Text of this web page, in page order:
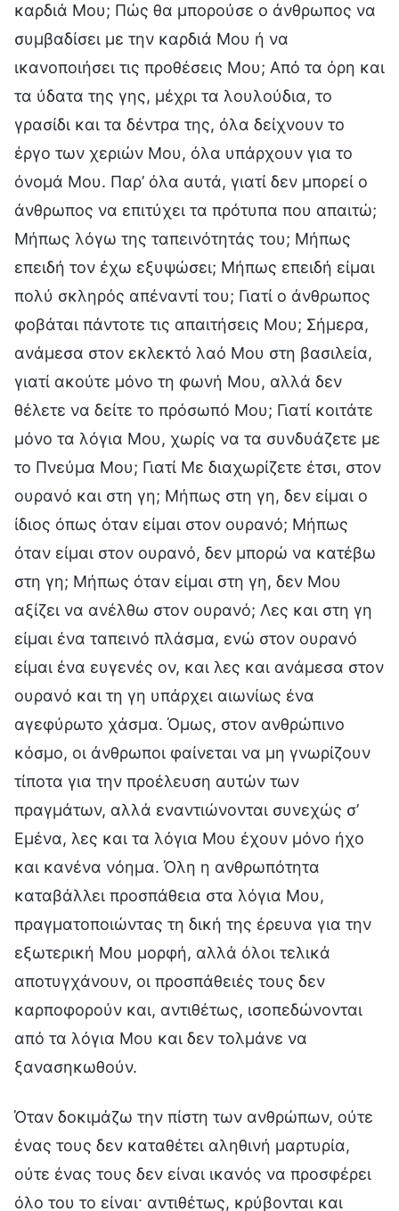
καρδιά Μου; Πώς θα μπορούσε ο άνθρωπος να
συμβαδίσει με την καρδιά Μου ή να
ικανοποιήσει τις προθέσεις Μου; Από τα όρη και
τα ύδατα της γης, μέχρι τα λουλούδια, το
γρασίδι και τα δέντρα της, όλα δείχνουν το
έργο των χεριών Μου, όλα υπάρχουν για το
όνομά Μου. Παρ’ όλα αυτά, γιατί δεν μπορεί ο
άνθρωπος να επιτύχει τα πρότυπα που απαιτώ;
Μήπως λόγω της ταπεινότητάς του; Μήπως
επειδή τον έχω εξυψώσει; Μήπως επειδή είμαι
πολύ σκληρός απέναντί του; Γιατί ο άνθρωπος
φοβάται πάντοτε τις απαιτήσεις Μου; Σήμερα,
ανάμεσα στον εκλεκτό λαό Μου στη βασιλεία,
γιατί ακούτε μόνο τη φωνή Μου, αλλά δεν
θέλετε να δείτε το πρόσωπό Μου; Γιατί κοιτάτε
μόνο τα λόγια Μου, χωρίς να τα συνδυάζετε με
το Πνεύμα Μου; Γιατί Με διαχωρίζετε έτσι, στον
ουρανό και στη γη; Μήπως στη γη, δεν είμαι ο
ίδιος όπως όταν είμαι στον ουρανό; Μήπως
όταν είμαι στον ουρανό, δεν μπορώ να κατέβω
στη γη; Μήπως όταν είμαι στη γη, δεν Μου
αξίζει να ανέλθω στον ουρανό; Λες και στη γη
είμαι ένα ταπεινό πλάσμα, ενώ στον ουρανό
είμαι ένα ευγενές ον, και λες και ανάμεσα στον
ουρανό και τη γη υπάρχει αιωνίως ένα
αγεφύρωτο χάσμα. Όμως, στον ανθρώπινο
κόσμο, οι άνθρωποι φαίνεται να μη γνωρίζουν
τίποτα για την προέλευση αυτών των
πραγμάτων, αλλά εναντιώνονται συνεχώς σ’
Εμένα, λες και τα λόγια Μου έχουν μόνο ήχο
και κανένα νόημα. Όλη η ανθρωπότητα
καταβάλλει προσπάθεια στα λόγια Μου,
πραγματοποιώντας τη δική της έρευνα για την
εξωτερική Μου μορφή, αλλά όλοι τελικά
αποτυγχάνουν, οι προσπάθειές τους δεν
καρποφορούν και, αντιθέτως, ισοπεδώνονται
από τα λόγια Μου και δεν τολμάνε να
ξανασηκωθούν.
Όταν δοκιμάζω την πίστη των ανθρώπων, ούτε
ένας τους δεν καταθέτει αληθινή μαρτυρία,
ούτε ένας τους δεν είναι ικανός να προσφέρει
όλο του το είναι· αντιθέτως, κρύβονται και